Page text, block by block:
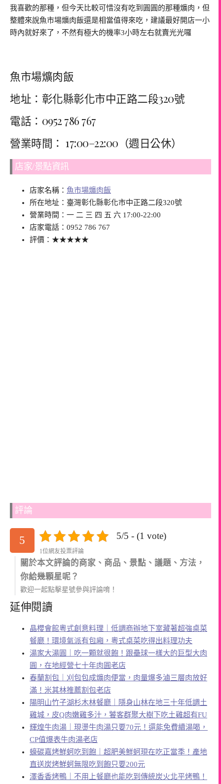
我喜歡的那種，但今天比較可惜沒有吃到圓圓的那種爌肉，但
整體來說魚市場爌肉飯還是相當值得來吃，建議最好開店一小
時內就好來了，不然有極大的機率3小時左右就賣光光囉
魚市場爌肉飯
地址：彰化縣彰化市中正路二段320號
電話：0952 786 767
營業時間： 17:00–22:00（週日公休）
店家/景點資訊
店家名稱： 魚市場爌肉飯
所在地址：臺灣彰化縣彰化市中正路二段320號
營業時間：一 二 三 四 五 六 17:00-22:00
店家電話：0952 786 767
評價：★★★★★
評論
5 5/5 - (1 vote)
1位網友投票評論
關於本文評論的商家、商品、景點、議題、方法，
你給幾顆星呢？
歡迎一起點擊星號參與評論唷！
延伸閱讀
晶櫻會館粵式創意料理｜低調商辦地下室藏著超強桌菜
餐廳！環境氣派有包廂，粵式桌菜吃得出料理功夫
湯家大湯圓｜吃一顆就很飽！跟壘球一樣大的巨型大肉
圓，在地經營七十年肉圓老店
春蘭割包｜刈包包成爌肉便當，肉量爆多滷三層肉放好
滿！米其林推薦割包老店
陽明山竹子湖杉木林餐廳｜隱身山林在地三十年低調土
雞城，皮Q肉嫩雞多汁，饕客群聚大樹下吃土雞超有FU
輝煌牛肉湯｜現燙牛肉湯只要70元！還能免費續湯喝，
CP值爆表牛肉湯老店
蠔碳嘉烤鮮蚵吃到飽｜超肥美鮮蚵現在吃正當季！產地
直送炭烤鮮蚵無限吃到飽只要200元
澤香香烤鴨｜不用上餐廳也能吃到傳統炭火北平烤鴨！